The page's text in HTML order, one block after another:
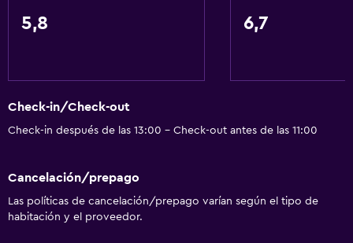
Recepción 24 horas
Internet
Ventilador
Artículos de aseo gratis
Aire acondicionado
5,8 6,7
Check-in/Check-out
Check-in después de las 13:00 - Check-out antes de las 11:00
Cancelación/prepago
Las políticas de cancelación/prepago varían según el tipo de
habitación y el proveedor.